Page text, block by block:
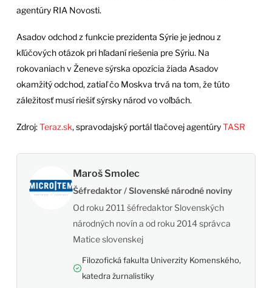
agentúry RIA Novosti.
Asadov odchod z funkcie prezidenta Sýrie je jednou z
kľúčových otázok pri hľadaní riešenia pre Sýriu. Na
rokovaniach v Ženeve sýrska opozícia žiada Asadov
okamžitý odchod, zatiaľ čo Moskva trvá na tom, že túto
záležitosť musí riešiť sýrsky národ vo voľbách.
Zdroj:Teraz.sk, spravodajský portál tlačovej agentúryTASR
Maroš Smolec
Šéfredaktor / Slovenské národné noviny
Od roku 2011 šéfredaktor Slovenských
národných novín a od roku 2014 správca
Matice slovenskej
Filozofická fakulta Univerzity Komenského,
katedra žurnalistiky